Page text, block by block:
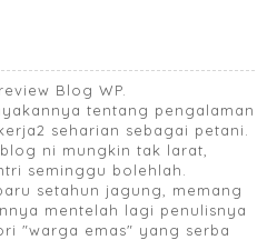
Blog WP.
tentang pengalaman
seharian sebagai petani.
ni mungkin tak larat,
seminggu bolehlah.
setahun jagung, memang
mentelah lagi penulisnya
"warga emas" yang serba